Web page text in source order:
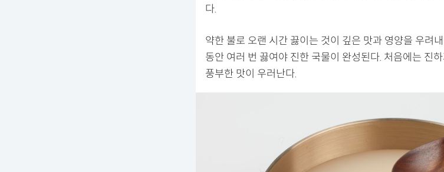
다.
약한 불로 오랜 시간 끓이는 것이 깊은 맛과 영양을 우려
동안 여러 번 끓여야 진한 국물이 완성된다. 처음에는 진
풍부한 맛이 우러난다.